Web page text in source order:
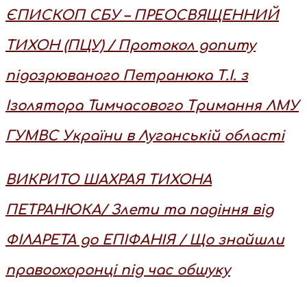
ЄПИСКОП СБУ – ПРЕОСВЯЩЕННИЙ
ТИХОН (ПЦУ) / Протокол допиту
підозрюваного Петранюка Т.І. з
Ізолятора Тимчасового Тримання ЛМУ
ГУМВС України в Луганській області
ВИКРИТО ШАХРАЯ ТИХОНА
ПЕТРАНЮКА/ Злети та падіння від
ФІЛАРЕТА до ЕПІФАНІЯ / Що знайшли
правоохоронці під час обшуку